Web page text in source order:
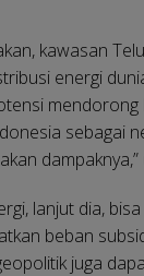
kawasan
energi
mendorong
sebagai
dampaknya,”
lanjut dia,
beban
juga